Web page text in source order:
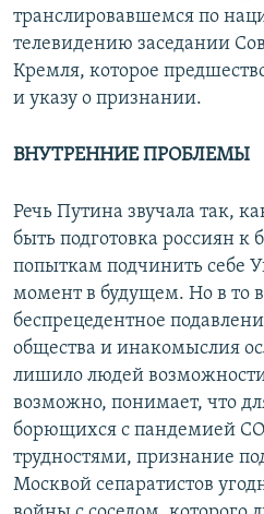
транслировавшемся по
телевидению заседании
Кремля, которое
и указу о признании.
ВНУТРЕННИЕ ПРОБЛЕМЫ
Речь Путина звучала так,
быть подготовка россиян к
попыткам подчинить себе
момент в будущем. Но в то
беспрецедентное
общества и инакомыслия
лишило людей
возможно, понимает, что
борющихся с пандемией
трудностями, признание
Москвой сепаратистов